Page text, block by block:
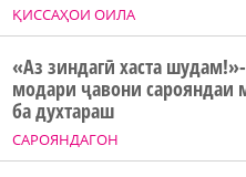
ҚИССАҲОИ ОИЛА
САРОЯНДАГОН
«Аз зиндагӣ хаста
модари ҷавони сарояндаи
ба духтараш